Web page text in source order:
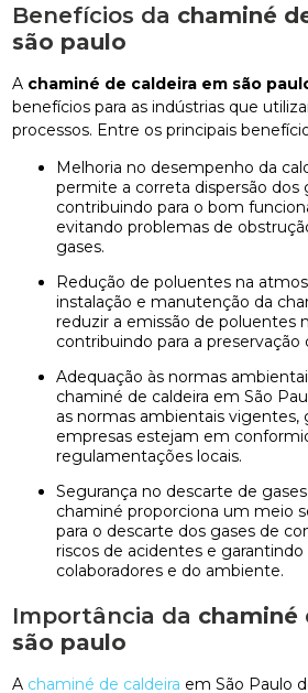
Benefícios da chaminé
são paulo
A chaminé de caldeira em são
benefícios para as indústrias que
processos. Entre os principais
Melhoria no desempenho da caldeira: A chaminé
permite a correta dispersão dos
contribuindo para o bom
evitando problemas de
gases.
Redução de poluentes na atmosfera: Com a correta
instalação e manutenção da
reduzir a emissão de poluentes
contribuindo para a
Adequação às normas ambientais locais: A utilização da
chaminé de caldeira em São
as normas ambientais vigentes,
empresas estejam em
regulamentações locais.
Segurança no descarte de gases de combustão: A
chaminé proporciona um meio
para o descarte dos gases de
riscos de acidentes e garantindo
colaboradores e do ambiente.
Importância da chaminé
são paulo
A chaminé de caldeira em São Paulo